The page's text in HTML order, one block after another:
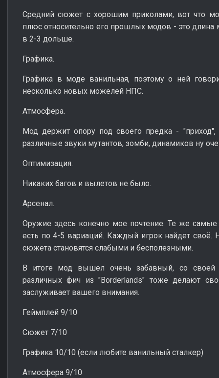
Средний сюжет с хорошим приколами, вот что
плюс относительно его прошлых модов - это длина
в 2-3 дольше.
Графика.
Графика в моде ванильная, поэтому о ней
несколько новых можелей НПС.
Атмосфера.
Мод держит опору под своего предка -
различные звуки мутантов, зомби, динамиков ну
Оптимизация.
Никаких багов и вылетов не было.
Арсенал.
Оружие здесь конечно мое почтение. Те же
есть по 4-5 вариаций. Каждый игрок найдет
сюжета становятся слабыми и бесполезными.
В итоге мод вышел очень забавный, со своей
различных фич из "Borderlands" тоже делают
заслуживает вашего внимания.
Геймплей 9/10
Сюжет 7/10
Графика 10/10 (если любите ванильный сталкер)
Атмосфера 9/10